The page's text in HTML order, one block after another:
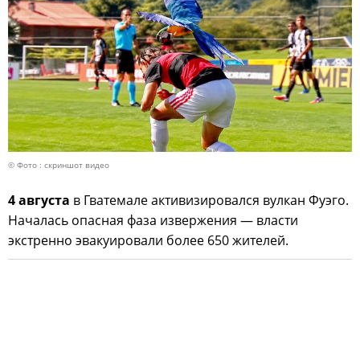
© Фото : скриншот видео
4 августа в Гватемале активизировался вулкан Фуэго.
Началась опасная фаза извержения — власти
экстренно эвакуировали более 650 жителей.